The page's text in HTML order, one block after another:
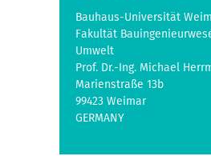
Bauhaus-Universität
Fakultät
Umwelt
Prof. Dr.-Ing. Michael
Marienstraße 13b
99423 Weimar
GERMANY